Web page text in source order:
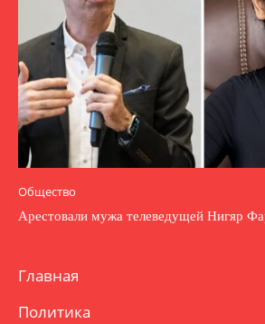
Общество
Арестовали мужа телеведущей Нигяр
Главная
Политика